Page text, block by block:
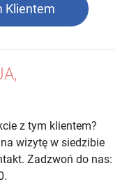
Klientem
z tym klientem?
wizytę w siedzibie
Zadzwoń do nas: